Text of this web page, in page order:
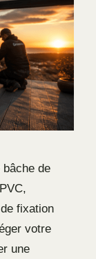
de
fixation
votre
une